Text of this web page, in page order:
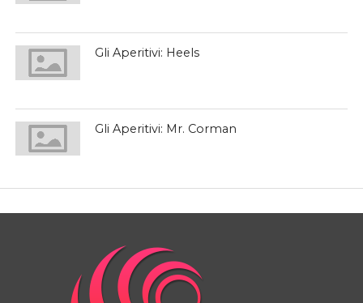
Gli Aperitivi: Heels
Gli Aperitivi: Mr. Corman